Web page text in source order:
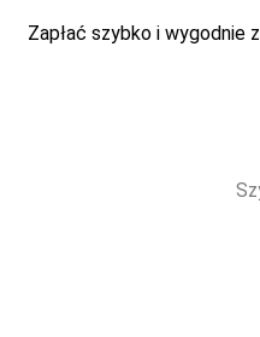
Zapłać szybko i wygodnie